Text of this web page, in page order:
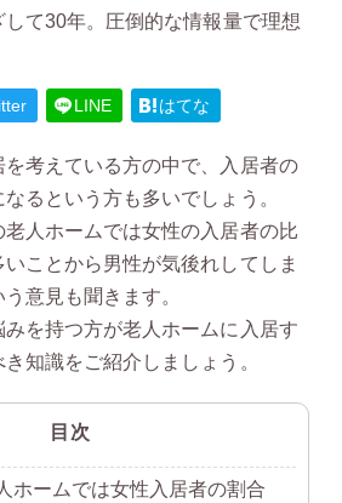
て30年。圧倒的な情報量で理想
LINE はてな
考えている方の中で、入居者の
るという方も多いでしょう。
人ホームでは女性の入居者の比
ことから男性が気後れしてしま
意見も聞きます。
を持つ方が老人ホームに入居す
知識をご紹介しましょう。
目次
ホームでは女性入居者の割合